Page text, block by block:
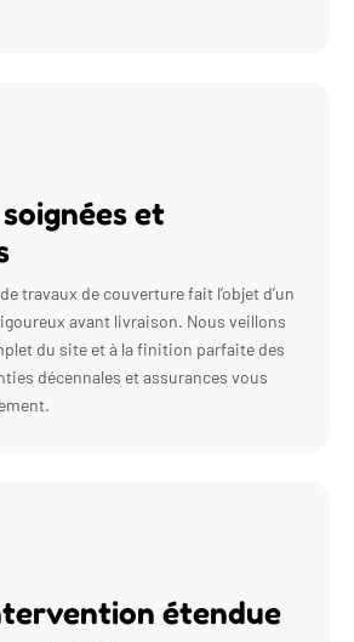
et
travaux de couverture fait l’objet d’un
avant livraison. Nous veillons
du site et à la finition parfaite des
décennales et assurances vous
étendue